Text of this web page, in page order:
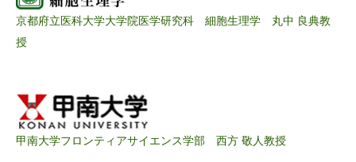
京都府立医科大学大学院医学研究科 細胞生理学 丸中 良典教
授
甲南大学フロンティアサイエンス学部 西方 敬人教授